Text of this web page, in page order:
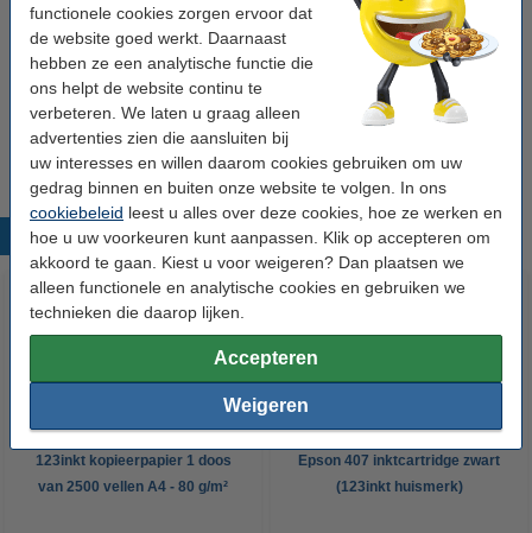
functionele cookies zorgen ervoor dat
de website goed werkt. Daarnaast
hebben ze een analytische functie die
ons helpt de website continu te
verbeteren. We laten u graag alleen
advertenties zien die aansluiten bij
uw interesses en willen daarom cookies gebruiken om uw
gedrag binnen en buiten onze website te volgen. In ons
cookiebeleid leest u alles over deze cookies, hoe ze werken en
hoe u uw voorkeuren kunt aanpassen. Klik op accepteren om
akkoord te gaan. Kiest u voor weigeren? Dan plaatsen we
alleen functionele en analytische cookies en gebruiken we
technieken die daarop lijken.
Accepteren
Weigeren
Epson 407 multipack 4 kleuren (123inkt
huismerk)
€ 83,50
Wij adviseren u om deze cartridge i.p.v. de originele cartridge te
nemen.
Populaire producten
123inkt kopieerpapier 1 doos
van 2500 vellen A4 - 80 g/m²
Epson 407 inktcartridge zwart
(123inkt huismerk)